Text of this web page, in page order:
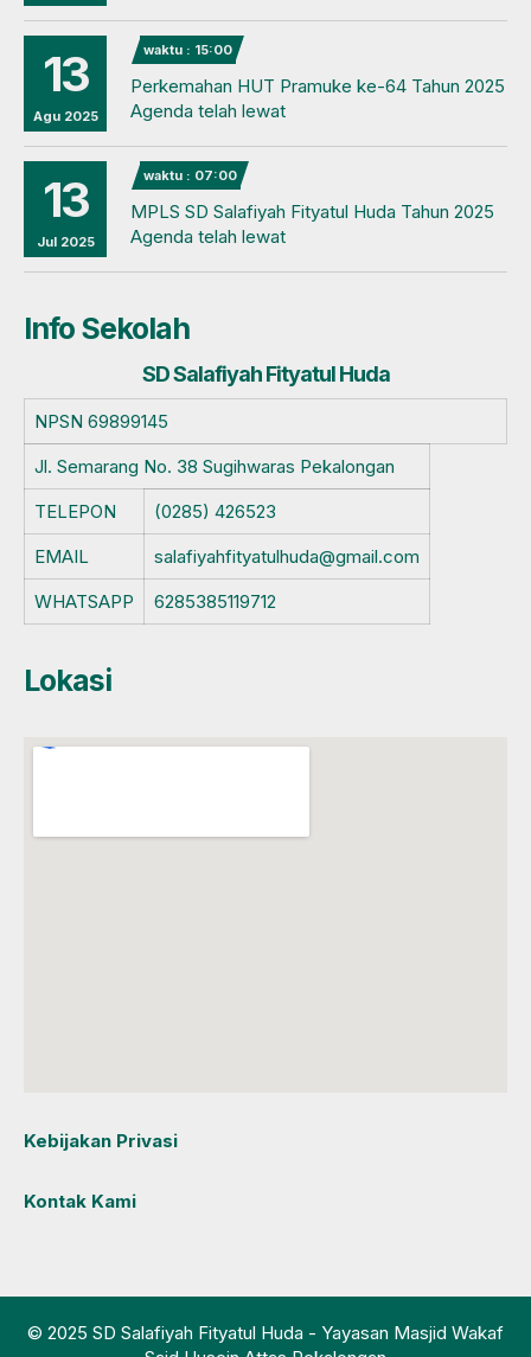
13
Agu 2025
waktu : 15:00
Perkemahan HUT Pramuke ke-64 Tahun 2025
Agenda telah lewat
13
Jul 2025
waktu : 07:00
MPLS SD Salafiyah Fityatul Huda Tahun 2025
Agenda telah lewat
Info Sekolah
SD Salafiyah Fityatul Huda
NPSN 69899145
Jl. Semarang No. 38 Sugihwaras Pekalongan
TELEPON
(0285) 426523
EMAIL
salafiyahfityatulhuda@gmail.com
WHATSAPP
6285385119712
Lokasi
Kebijakan Privasi
Kontak Kami
© 2025 SD Salafiyah Fityatul Huda - Yayasan Masjid Wakaf